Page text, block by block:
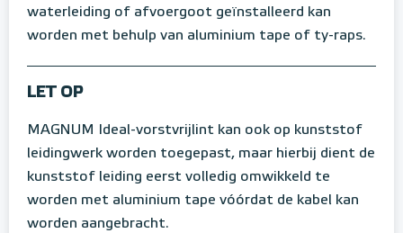
waterleiding of afvoergoot geïnstalleerd kan
worden met behulp van aluminium tape of ty-raps.
LET OP
MAGNUM Ideal-vorstvrijlint kan ook op kunststof
leidingwerk worden toegepast, maar hierbij dient de
kunststof leiding eerst volledig omwikkeld te
worden met aluminium tape vóórdat de kabel kan
worden aangebracht.